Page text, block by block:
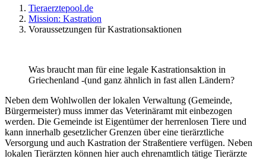
Tieraerztepool.de
Mission: Kastration
Voraussetzungen für Kastrationsaktionen
Was braucht man für eine legale Kastrationsaktion in
Griechenland -(und ganz ähnlich in fast allen Ländern?
Neben dem Wohlwollen der lokalen Verwaltung (Gemeinde,
Bürgermeister) muss immer das Veterinäramt mit einbezogen
werden. Die Gemeinde ist Eigentümer der herrenlosen Tiere und
kann innerhalb gesetzlicher Grenzen über eine tierärztliche
Versorgung und auch Kastration der Straßentiere verfügen. Neben
lokalen Tierärzten können hier auch ehrenamtlich tätige Tierärzte